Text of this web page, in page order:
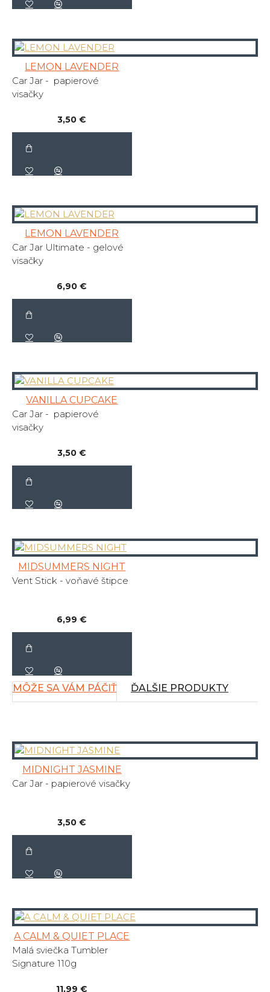
LEMON LAVENDER
Car Jar - papierové
visačky
3,50 €
LEMON LAVENDER
Car Jar Ultimate - gelové
visačky
6,90 €
VANILLA CUPCAKE
Car Jar - papierové
visačky
3,50 €
MIDSUMMERS NIGHT
Vent Stick - voňavé štipce
6,99 €
MÔŽE SA VÁM PÁČIŤ ĎALŠIE PRODUKTY
MIDNIGHT JASMINE
Car Jar - papierové visačky
3,50 €
A CALM & QUIET PLACE
Malá sviečka Tumbler
Signature 110g
11,99 €